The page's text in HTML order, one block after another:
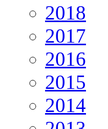
2018
2017
2016
2015
2014